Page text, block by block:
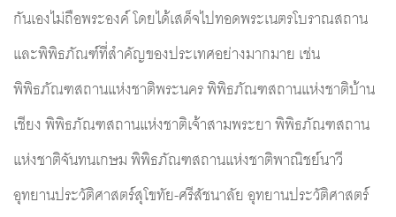
กันเองไม่ถือพระองค์ โดยได้เสด็จไปทอดพระเนตรโบราณสถาน
และพิพิธภัณฑ์ที่สำคัญของประเทศอย่างมากมาย เช่น
พิพิธภัณฑสถานแห่งชาติพระนคร พิพิธภัณฑสถานแห่งชาติบ้าน
เชียง พิพิธภัณฑสถานแห่งชาติเจ้าสามพระยา พิพิธภัณฑสถาน
แห่งชาติจันทนเกษม พิพิธภัณฑสถานแห่งชาติพาณิชย์นาวี
อุทยานประวัติศาสตร์สุโขทัย-ศรีสัชนาลัย อุทยานประวัติศาสตร์